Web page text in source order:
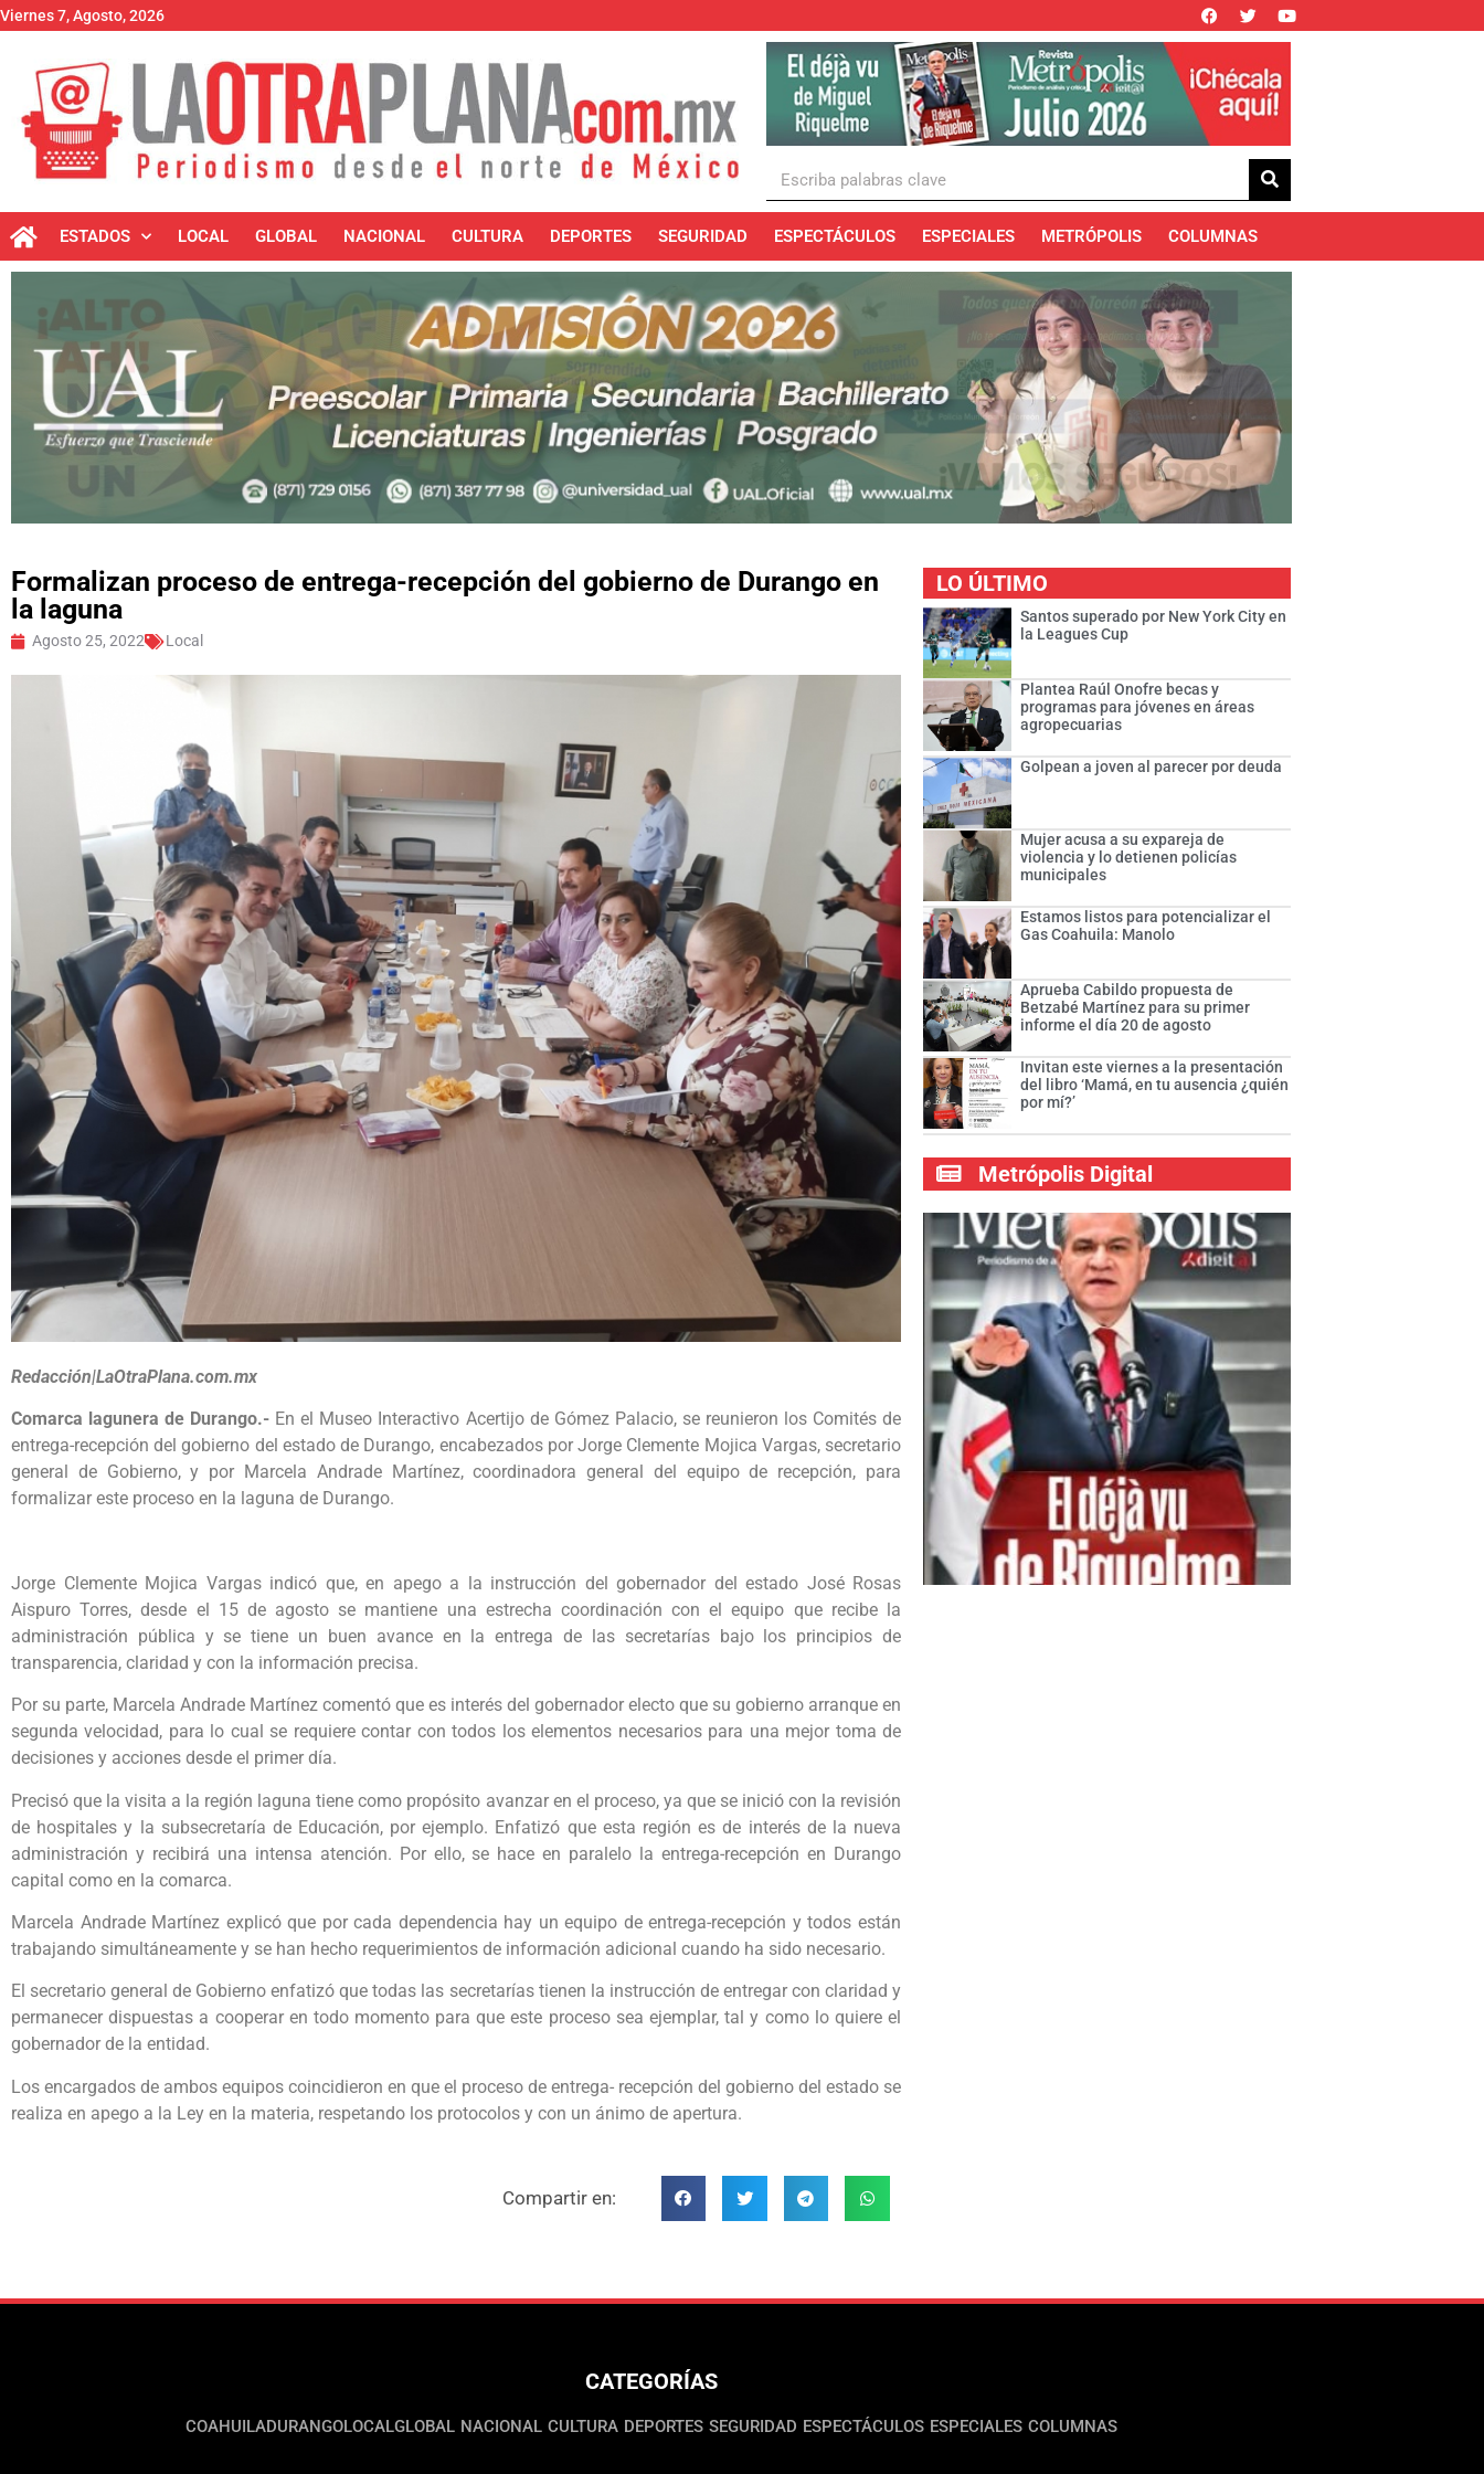
Viernes 7, Agosto, 2026
ESTADOS LOCAL GLOBAL NACIONAL CULTURA DEPORTES SEGURIDAD ESPECTÁCULOS ESPECIALES METRÓPOLIS COLUMNAS
Formalizan proceso de entrega-recepción del gobierno de Durango en
la laguna
Agosto 25, 2022 Local
Redacción|LaOtraPlana.com.mx
Comarca lagunera de Durango.- En el Museo Interactivo Acertijo de Gómez Palacio, se reunieron los Comités de
entrega-recepción del gobierno del estado de Durango, encabezados por Jorge Clemente Mojica Vargas, secretario
general de Gobierno, y por Marcela Andrade Martínez, coordinadora general del equipo de recepción, para
formalizar este proceso en la laguna de Durango.
Jorge Clemente Mojica Vargas indicó que, en apego a la instrucción del gobernador del estado José Rosas
Aispuro Torres, desde el 15 de agosto se mantiene una estrecha coordinación con el equipo que recibe la
administración pública y se tiene un buen avance en la entrega de las secretarías bajo los principios de
transparencia, claridad y con la información precisa.
Por su parte, Marcela Andrade Martínez comentó que es interés del gobernador electo que su gobierno arranque en
segunda velocidad, para lo cual se requiere contar con todos los elementos necesarios para una mejor toma de
decisiones y acciones desde el primer día.
Precisó que la visita a la región laguna tiene como propósito avanzar en el proceso, ya que se inició con la revisión
de hospitales y la subsecretaría de Educación, por ejemplo. Enfatizó que esta región es de interés de la nueva
administración y recibirá una intensa atención. Por ello, se hace en paralelo la entrega-recepción en Durango
capital como en la comarca.
Marcela Andrade Martínez explicó que por cada dependencia hay un equipo de entrega-recepción y todos están
trabajando simultáneamente y se han hecho requerimientos de información adicional cuando ha sido necesario.
El secretario general de Gobierno enfatizó que todas las secretarías tienen la instrucción de entregar con claridad y
permanecer dispuestas a cooperar en todo momento para que este proceso sea ejemplar, tal y como lo quiere el
gobernador de la entidad.
Los encargados de ambos equipos coincidieron en que el proceso de entrega- recepción del gobierno del estado se
realiza en apego a la Ley en la materia, respetando los protocolos y con un ánimo de apertura.
Compartir en:
LO ÚLTIMO
Santos superado por New York City en
la Leagues Cup
Plantea Raúl Onofre becas y
programas para jóvenes en áreas
agropecuarias
Golpean a joven al parecer por deuda
Mujer acusa a su expareja de
violencia y lo detienen policías
municipales
Estamos listos para potencializar el
Gas Coahuila: Manolo
Aprueba Cabildo propuesta de
Betzabé Martínez para su primer
informe el día 20 de agosto
Invitan este viernes a la presentación
del libro ‘Mamá, en tu ausencia ¿quién
por mí?’
Metrópolis Digital
CATEGORÍAS
COAHUILADURANGOLOCALGLOBAL NACIONAL CULTURA DEPORTES SEGURIDAD ESPECTÁCULOS ESPECIALES COLUMNAS